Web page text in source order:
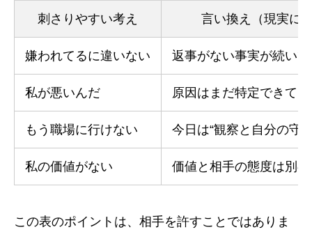
刺さりやすい考え 言い換え（現実に
嫌われてるに違いない 返事がない事実が続い
私が悪いんだ 原因はまだ特定できて
もう職場に行けない 今日は“観察と自分の守
私の価値がない 価値と相手の態度は別
この表のポイントは、相手を許すことではありま